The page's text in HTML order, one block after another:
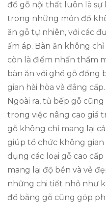
đồ gỗ nội thất luôn là sự
trong những món đồ
ăn gỗ tự nhiên, với các
ấm áp. Bàn ăn không
còn là điểm nhấn thẩm
bàn ăn với ghế gỗ đồng
gian hài hòa và đẳng cấp.
Ngoài ra, tủ bếp gỗ
trong việc nâng cao giá
gỗ không chỉ mang lại
giúp tổ chức không gian
dụng các loại gỗ cao
mang lại độ bền và vẻ
những chi tiết nhỏ như
đồ bằng gỗ cũng góp